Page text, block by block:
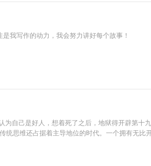
我写作的动力，我会努力讲好每个故事！
自己是好人，想着死了之后，地狱得开辟第
思维还占据着主导地位的时代。一个拥有无